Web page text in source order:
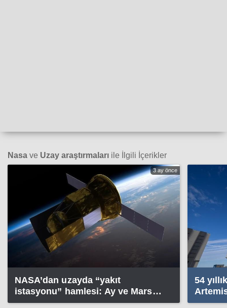
Nasa ve Uzay araştırmaları ile İlgili İçerikler
3 ay önce
NASA’dan uzayda “yakıt
istasyonu” hamlesi: Ay ve Mars
görevleri için kritik test başlıyor
54
başladı